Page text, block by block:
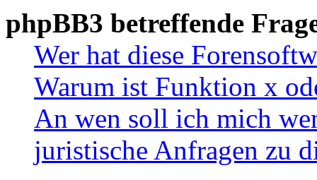
phpBB3 betreffende
Wer hat diese
Warum ist Funktion x
An wen soll ich mich
juristische Anfragen zu